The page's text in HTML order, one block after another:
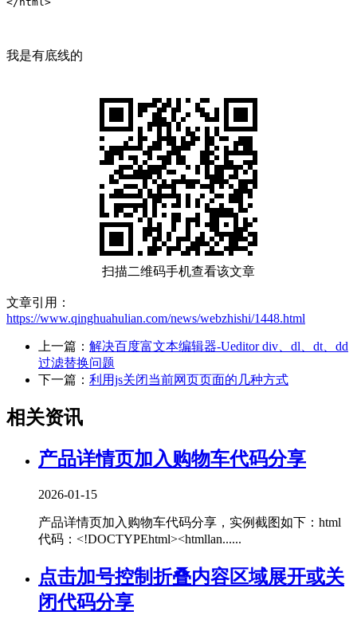
我是有底线的
扫描二维码手机查看该文章
文章引用：
https://www.qinghuahulian.com/news/webzhishi/1448.html
上一篇： 解决百度富文本编辑器-Ueditor div、dl、dt、dd
过滤替换问题
下一篇： 利用js关闭当前网页页面的几种方式
相关资讯
产品详情页加入购物车代码分享
2026-01-15
产品详情页加入购物车代码分享，实例截图如下：html
代码：<!DOCTYPEhtml><htmllan......
点击加号控制折叠内容区域展开或关
闭代码分享